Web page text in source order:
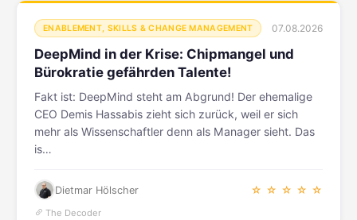
ENABLEMENT, SKILLS & CHANGE MANAGEMENT 07.08.2026
DeepMind in der Krise: Chipmangel und
Bürokratie gefährden Talente!
Fakt ist: DeepMind steht am Abgrund! Der ehemalige
CEO Demis Hassabis zieht sich zurück, weil er sich
mehr als Wissenschaftler denn als Manager sieht. Das
is…
Dietmar Hölscher ☆ ☆ ☆ ☆ ☆
The Decoder